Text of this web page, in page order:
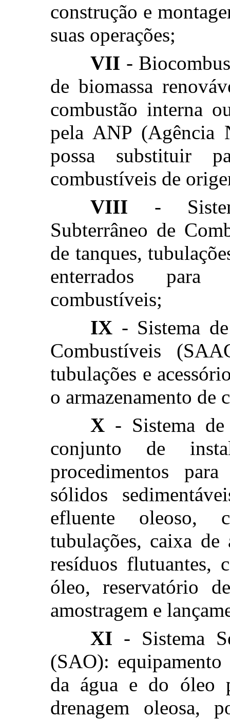
construção e
suas operações;
VII -
de biomassa
combustão interna
pela ANP (Agência
possa substituir
combustíveis de
VIII -
Subterrâneo de
de tanques,
enterrados para
combustíveis;
IX - Sistema
Combustíveis
tubulações e
o armazenamento de
X - Sistema
conjunto de
procedimentos
sólidos
efluente oleoso,
tubulações, caixa de
resíduos flutuantes,
óleo, reservatório
amostragem e
XI - Sistema
(SAO): equipamento
da água e do óleo
drenagem oleosa,